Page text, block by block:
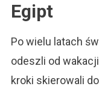
Egipt
Po wielu latach
odeszli od
kroki skierowali